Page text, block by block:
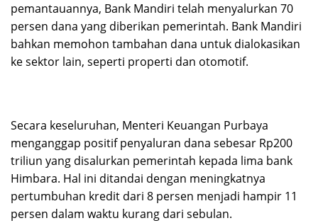
pemantauannya, Bank Mandiri telah menyalurkan 70
persen dana yang diberikan pemerintah. Bank Mandiri
bahkan memohon tambahan dana untuk dialokasikan
ke sektor lain, seperti properti dan otomotif.
Secara keseluruhan, Menteri Keuangan Purbaya
menganggap positif penyaluran dana sebesar Rp200
triliun yang disalurkan pemerintah kepada lima bank
Himbara. Hal ini ditandai dengan meningkatnya
pertumbuhan kredit dari 8 persen menjadi hampir 11
persen dalam waktu kurang dari sebulan.